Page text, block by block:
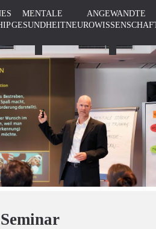
MENTALE
GESUNDHEIT
ANGEWANDTE
Seminar